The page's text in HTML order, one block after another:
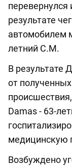
перевернулся
результате
автомобилем
летний С.М.
В результате
от
Damas - 63-
медицинскую
Возбуждено